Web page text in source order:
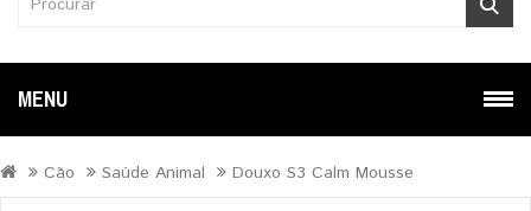
MENU
Cão Saúde Animal Douxo S3 Calm Mousse